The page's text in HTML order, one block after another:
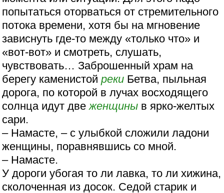
попытаться оторваться от стремительного
потока времени, хотя бы на мгновение
зависнуть где-то между «только что» и
«вот-вот» и смотреть, слушать,
чувствовать… Заброшенный храм на
берегу каменистойреки Бетва, пыльная
дорога, по которой в лучах восходящего
солнца идут двеженщины в ярко-желтых
сари.
– Намасте, – с улыбкой сложили ладони
женщины, поравнявшись со мной.
– Намасте.
У дороги убогая то ли лавка, то ли хижина,
сколоченная из досок. Седой старик и